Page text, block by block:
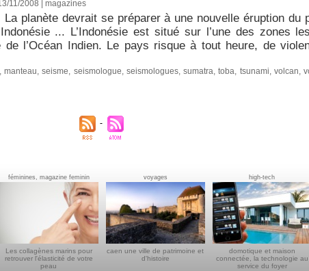
11/2008 magazines
La planète devrait se préparer à une nouvelle éruption du
... L’Indonésie est situé sur l’une des zones
l’Océan Indien. Le pays risque à tout heure, de
manteau,seisme, seismologue, seismologues, sumatra,toba, tsunami, volcan,
féminines, magazine feminin
Les collagènes marins pour
retrouver l'élasticité de votre
peau
voyages
caen une ville de patrimoine et
d'histoire
high-tech
domotique et maison
connectée, la technologie au
service du foyer